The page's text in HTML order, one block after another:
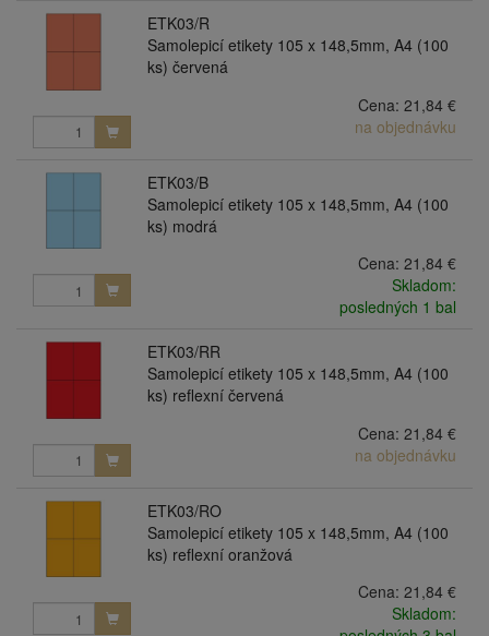
ETK03/R
Samolepicí etikety 105 x 148,5mm, A4 (100
ks) červená
Cena: 21,84 €
na objednávku
ETK03/B
Samolepicí etikety 105 x 148,5mm, A4 (100
ks) modrá
Cena: 21,84 €
Skladom:
posledných 1 bal
ETK03/RR
Samolepicí etikety 105 x 148,5mm, A4 (100
ks) reflexní červená
Cena: 21,84 €
na objednávku
ETK03/RO
Samolepicí etikety 105 x 148,5mm, A4 (100
ks) reflexní oranžová
Cena: 21,84 €
Skladom: